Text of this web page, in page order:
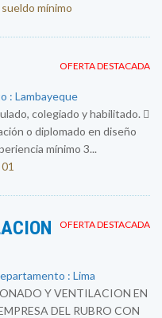
mínimo
OFERTA DESTACADA
: Lambayeque
colegiado y habilitado. 
o diplomado en diseño
mínimo 3...
OFERTA DESTACADA
: Lima
Y VENTILACION EN
DEL RUBRO CON